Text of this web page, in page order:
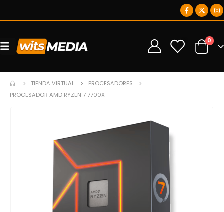
0 0
TIENDA VIRTUAL
PROCESADORES
PROCESADOR AMD RYZEN 7 7700X